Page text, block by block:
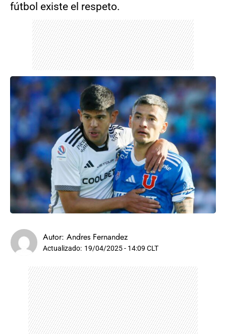
fútbol existe el respeto.
Autor: Andres Fernandez
Actualizado: 19/04/2025 - 14:09 CLT